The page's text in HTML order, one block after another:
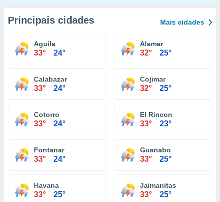
Principais cidades Mais cidades
Aguila
33° 24°
Alamar
32° 25°
Calabazar
33° 24°
Cojimar
32° 25°
Cotorro
33° 24°
El Rincon
33° 23°
Fontanar
33° 24°
Guanabo
33° 25°
Havana
33° 25°
Jaimanitas
33° 25°